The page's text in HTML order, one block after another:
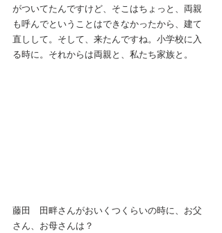
がついてたんですけど、そこはちょっと、両親
も呼んでということはできなかったから、建て
直しして。そして、来たんですね。小学校に入
る時に。それからは両親と、私たち家族と。
藤田　田畔さんがおいくつくらいの時に、お父
さん、お母さんは？